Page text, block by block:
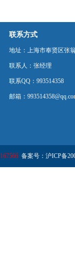
联系方式
地址：上海市奉贤区张
联系人：张经理
联系QQ：993514358
邮箱：
167566 备案号：沪ICP备